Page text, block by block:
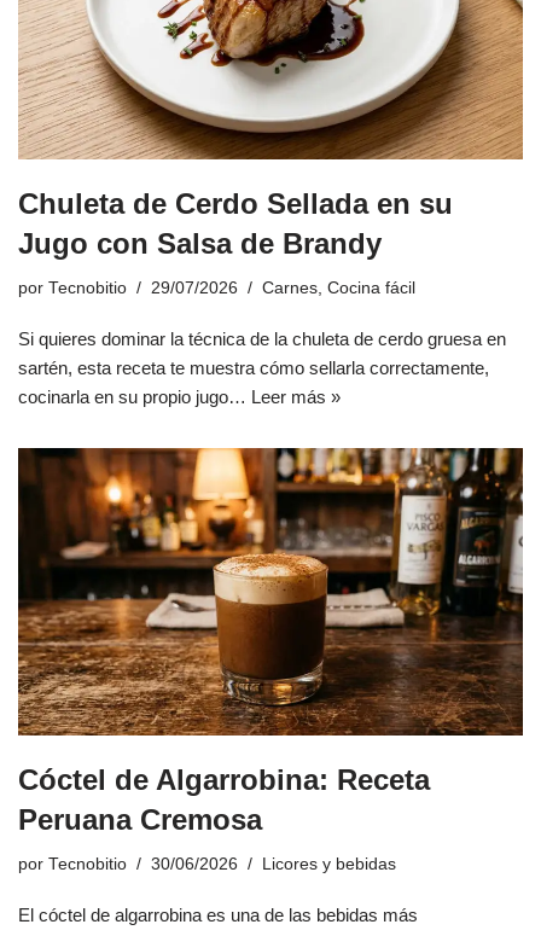
Chuleta de Cerdo Sellada en su
Jugo con Salsa de Brandy
por Tecnobitio 29/07/2026 Carnes, Cocina fácil
Si quieres dominar la técnica de la chuleta de cerdo gruesa en
sartén, esta receta te muestra cómo sellarla correctamente,
cocinarla en su propio jugo… Leer más »
Cóctel de Algarrobina: Receta
Peruana Cremosa
por Tecnobitio 30/06/2026 Licores y bebidas
El cóctel de algarrobina es una de las bebidas más